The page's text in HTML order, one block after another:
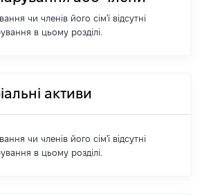
чи членів його сім'ї відсутні
в цьому розділі.
активи
чи членів його сім'ї відсутні
в цьому розділі.